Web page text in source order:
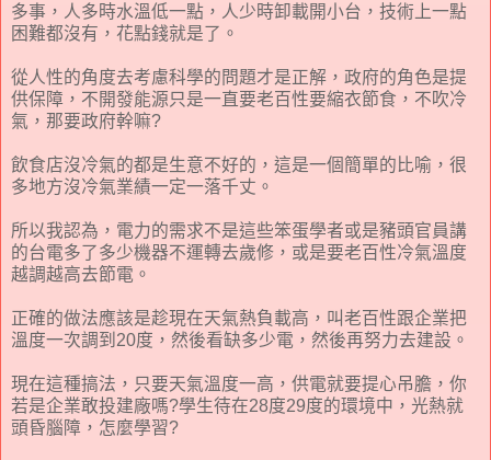
多事，人多時水溫低一點，人少時卸載開小台，技術上一點
困難都沒有，花點錢就是了。
從人性的角度去考慮科學的問題才是正解，政府的角色是提
供保障，不開發能源只是一直要老百性要縮衣節食，不吹冷
氣，那要政府幹嘛?
飲食店沒冷氣的都是生意不好的，這是一個簡單的比喻，很
多地方沒冷氣業績一定一落千丈。
所以我認為，電力的需求不是這些笨蛋學者或是豬頭官員講
的台電多了多少機器不運轉去歲修，或是要老百性冷氣溫度
越調越高去節電。
正確的做法應該是趁現在天氣熱負載高，叫老百性跟企業把
溫度一次調到20度，然後看缺多少電，然後再努力去建設。
現在這種搞法，只要天氣溫度一高，供電就要提心吊膽，你
若是企業敢投建廠嗎?學生待在28度29度的環境中，光熱就
頭昏腦障，怎麼學習?